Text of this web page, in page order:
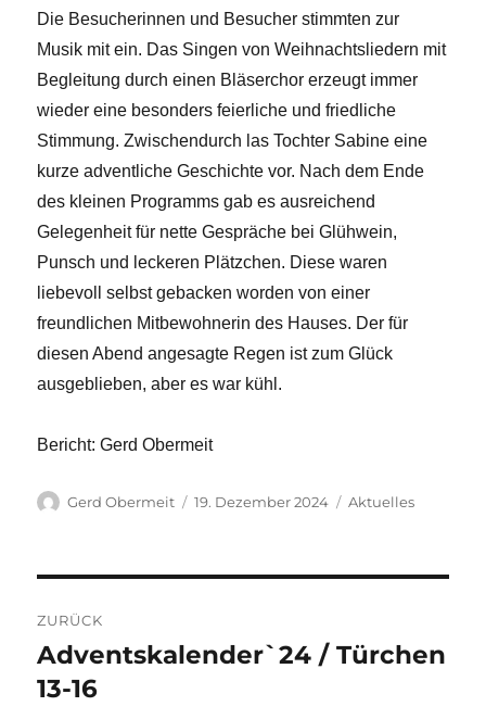
Die Besucherinnen und Besucher stimmten zur
Musik mit ein. Das Singen von Weihnachtsliedern mit
Begleitung durch einen Bläserchor erzeugt immer
wieder eine besonders feierliche und friedliche
Stimmung. Zwischendurch las Tochter Sabine eine
kurze adventliche Geschichte vor. Nach dem Ende
des kleinen Programms gab es ausreichend
Gelegenheit für nette Gespräche bei Glühwein,
Punsch und leckeren Plätzchen. Diese waren
liebevoll selbst gebacken worden von einer
freundlichen Mitbewohnerin des Hauses. Der für
diesen Abend angesagte Regen ist zum Glück
ausgeblieben, aber es war kühl.
Bericht: Gerd Obermeit
Autor
Gerd Obermeit
Veröffentlicht
19. Dezember 2024 Kategorien
Aktuelles
ZURÜCK
Vorheriger
Beitrag:
Adventskalender`24 / Türchen
13-16